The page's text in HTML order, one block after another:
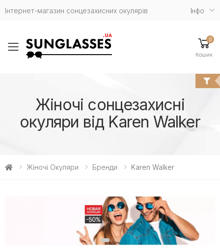
Інтернет-магазин сонцезахисних окулярів Iнфо
Toggle mobile menu
0
Кошик
Жіночі сонцезахисні
окуляри від Karen Walker
Жіночі Окуляри Бренди Karen Walker